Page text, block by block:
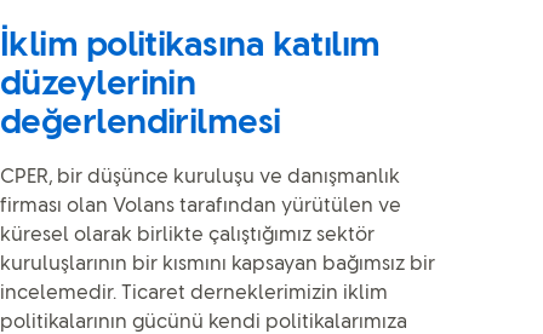
İklim politikasına katılım
düzeylerinin
değerlendirilmesi
CPER, bir düşünce kuruluşu ve danışmanlık
firması olan Volans tarafından yürütülen ve
küresel olarak birlikte çalıştığımız sektör
kuruluşlarının bir kısmını kapsayan bağımsız bir
incelemedir. Ticaret derneklerimizin iklim
politikalarının gücünü kendi politikalarımıza